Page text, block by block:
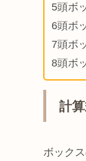
5頭ボ
6頭ボ
7頭ボ
8頭ボ
計
ボック